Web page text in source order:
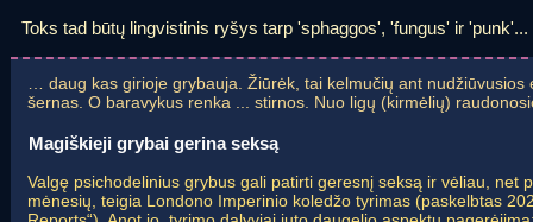
Toks tad būtų lingvistinis ryšys tarp 'sphaggos', 'fungus' ir 'punk'...
… daug kas girioje grybauja. Žiūrėk, tai kelmučių ant
šernas. O baravykus renka ... stirnos. Nuo ligų (kirmėlių)
Magiškieji grybai gerina seksą
Valgę psichodelinius grybus gali patirti geresnį seksą ir vėliau, net
mėnesių, teigia Londono Imperinio koledžo tyrimas (paskelbtas